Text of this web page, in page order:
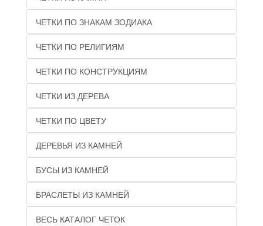
ЧЕТКИ ПО ЗНАКАМ ЗОДИАКА
ЧЕТКИ ПО РЕЛИГИЯМ
ЧЕТКИ ПО КОНСТРУКЦИЯМ
ЧЕТКИ ИЗ ДЕРЕВА
ЧЕТКИ ПО ЦВЕТУ
ДЕРЕВЬЯ ИЗ КАМНЕЙ
БУСЫ ИЗ КАМНЕЙ
БРАСЛЕТЫ ИЗ КАМНЕЙ
ВЕСЬ КАТАЛОГ ЧЕТОК